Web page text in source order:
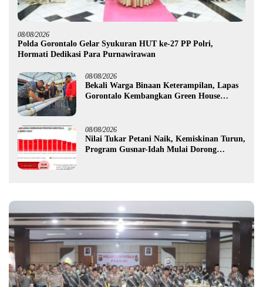
08/08/2026
Polda Gorontalo Gelar Syukuran HUT ke-27 PP Polri,
Hormati Dedikasi Para Purnawirawan
08/08/2026
Bekali Warga Binaan Keterampilan, Lapas
Gorontalo Kembangkan Green House
08/08/2026
Nilai Tukar Petani Naik, Kemiskinan Turun,
Program Gusnar-Idah Mulai Dorong